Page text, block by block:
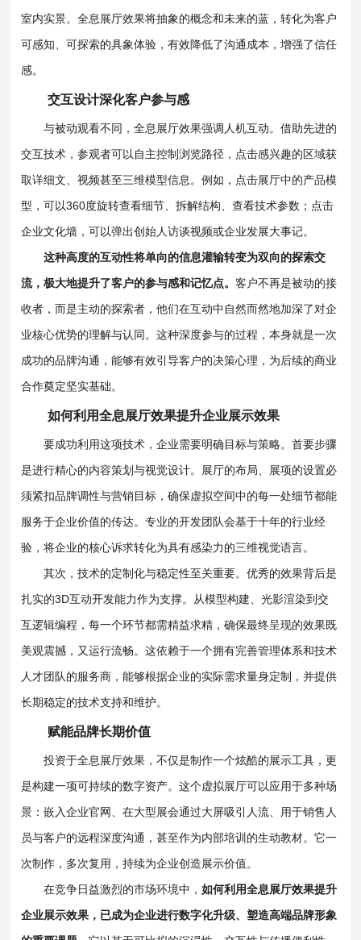
室内实景。全息展厅效果将抽象的概念和未来的蓝，转化为客户
可感知、可探索的具象体验，有效降低了沟通成本，增强了信任
感。
交互设计深化客户参与感
与被动观看不同，全息展厅效果强调人机互动。借助先进的
交互技术，参观者可以自主控制浏览路径，点击感兴趣的区域获
取详细文、视频甚至三维模型信息。例如，点击展厅中的产品模
型，可以360度旋转查看细节、拆解结构、查看技术参数；点击
企业文化墙，可以弹出创始人访谈视频或企业发展大事记。
这种高度的互动性将单向的信息灌输转变为双向的探索交
流，极大地提升了客户的参与感和记忆点。客户不再是被动的接
收者，而是主动的探索者，他们在互动中自然而然地加深了对企
业核心优势的理解与认同。这种深度参与的过程，本身就是一次
成功的品牌沟通，能够有效引导客户的决策心理，为后续的商业
合作奠定坚实基础。
如何利用全息展厅效果提升企业展示效果
要成功利用这项技术，企业需要明确目标与策略。首要步骤
是进行精心的内容策划与视觉设计。展厅的布局、展项的设置必
须紧扣品牌调性与营销目标，确保虚拟空间中的每一处细节都能
服务于企业价值的传达。专业的开发团队会基于十年的行业经
验，将企业的核心诉求转化为具有感染力的三维视觉语言。
其次，技术的定制化与稳定性至关重要。优秀的效果背后是
扎实的3D互动开发能力作为支撑。从模型构建、光影渲染到交
互逻辑编程，每一个环节都需精益求精，确保最终呈现的效果既
美观震撼，又运行流畅。这依赖于一个拥有完善管理体系和技术
人才团队的服务商，能够根据企业的实际需求量身定制，并提供
长期稳定的技术支持和维护。
赋能品牌长期价值
投资于全息展厅效果，不仅是制作一个炫酷的展示工具，更
是构建一项可持续的数字资产。这个虚拟展厅可以应用于多种场
景：嵌入企业官网、在大型展会通过大屏吸引人流、用于销售人
员与客户的远程深度沟通，甚至作为内部培训的生动教材。它一
次制作，多次复用，持续为企业创造展示价值。
在竞争日益激烈的市场环境中，如何利用全息展厅效果提升
企业展示效果，已成为企业进行数字化升级、塑造高端品牌形象